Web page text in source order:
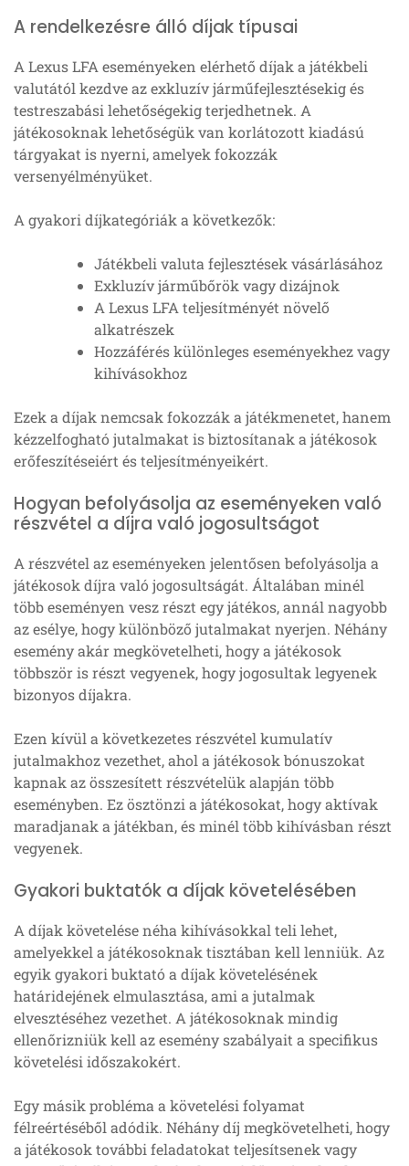
A rendelkezésre álló díjak típusai
A Lexus LFA eseményeken elérhető díjak a játékbeli
valutától kezdve az exkluzív járműfejlesztésekig és
testreszabási lehetőségekig terjedhetnek. A
játékosoknak lehetőségük van korlátozott kiadású
tárgyakat is nyerni, amelyek fokozzák
versenyélményüket.
A gyakori díjkategóriák a következők:
Játékbeli valuta fejlesztések vásárlásához
Exkluzív járműbőrök vagy dizájnok
A Lexus LFA teljesítményét növelő
alkatrészek
Hozzáférés különleges eseményekhez vagy
kihívásokhoz
Ezek a díjak nemcsak fokozzák a játékmenetet, hanem
kézzelfogható jutalmakat is biztosítanak a játékosok
erőfeszítéseiért és teljesítményeikért.
Hogyan befolyásolja az eseményeken való
részvétel a díjra való jogosultságot
A részvétel az eseményeken jelentősen befolyásolja a
játékosok díjra való jogosultságát. Általában minél
több eseményen vesz részt egy játékos, annál nagyobb
az esélye, hogy különböző jutalmakat nyerjen. Néhány
esemény akár megkövetelheti, hogy a játékosok
többször is részt vegyenek, hogy jogosultak legyenek
bizonyos díjakra.
Ezen kívül a következetes részvétel kumulatív
jutalmakhoz vezethet, ahol a játékosok bónuszokat
kapnak az összesített részvételük alapján több
eseményben. Ez ösztönzi a játékosokat, hogy aktívak
maradjanak a játékban, és minél több kihívásban részt
vegyenek.
Gyakori buktatók a díjak követelésében
A díjak követelése néha kihívásokkal teli lehet,
amelyekkel a játékosoknak tisztában kell lenniük. Az
egyik gyakori buktató a díjak követelésének
határidejének elmulasztása, ami a jutalmak
elvesztéséhez vezethet. A játékosoknak mindig
ellenőrizniük kell az esemény szabályait a specifikus
követelési időszakokért.
Egy másik probléma a követelési folyamat
félreértéséből adódik. Néhány díj megkövetelheti, hogy
a játékosok további feladatokat teljesítsenek vagy